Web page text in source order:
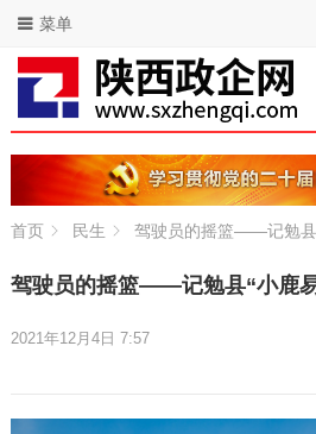
菜单
首页 民生 驾驶员的摇篮——记勉县
驾驶员的摇篮——记勉县“小鹿
2021年12月4日 7:57